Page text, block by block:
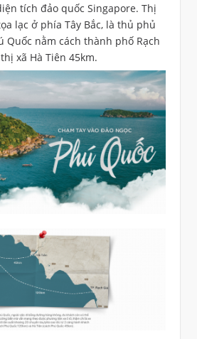
tích đảo quốc Singapore. Thị
lạc ở phía Tây Bắc, là thủ phủ
Quốc nằm cách thành phố Rạch
xã Hà Tiên 45km.